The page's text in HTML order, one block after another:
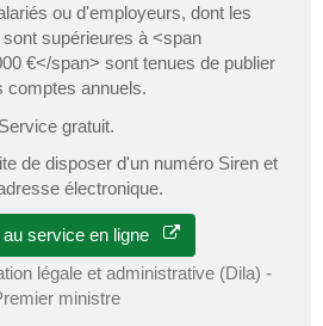
ou d'employeurs, dont les
supérieures à <span
€</span> sont tenues de publier
comptes annuels.
Service gratuit.
de disposer d'un numéro Siren et
électronique.
service en ligne
légale et administrative (Dila) -
ministre